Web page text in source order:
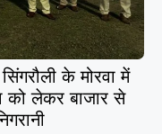
के मोरवा में
को लेकर बाजार से